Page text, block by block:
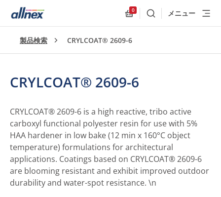
0
検索 メニュー
製品検索 CRYLCOAT® 2609-6
CRYLCOAT® 2609-6
CRYLCOAT® 2609-6 is a high reactive, tribo active
carboxyl functional polyester resin for use with 5%
HAA hardener in low bake (12 min x 160°C object
temperature) formulations for architectural
applications. Coatings based on CRYLCOAT® 2609-6
are blooming resistant and exhibit improved outdoor
durability and water-spot resistance. \n